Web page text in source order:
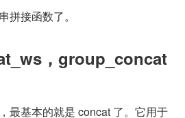
拼接函数了。
，group_concat
最基本的就是 concat 了。它用于